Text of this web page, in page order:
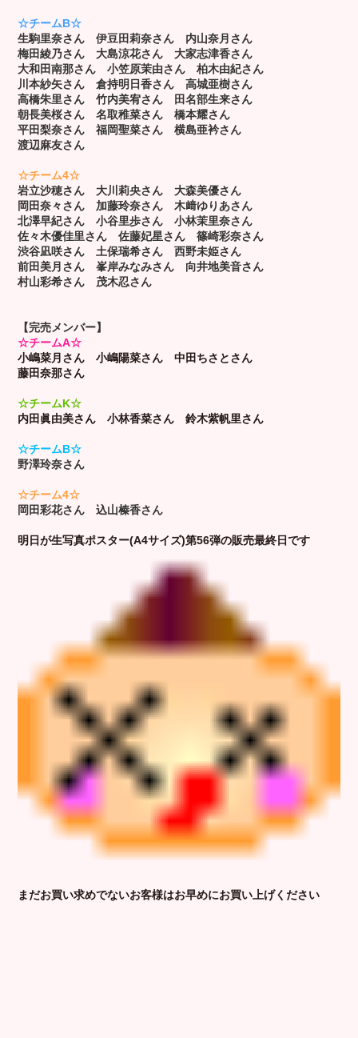
☆チームB☆
生駒里奈さん 伊豆田莉奈さん 内山奈月さん
梅田綾乃さん 大島涼花さん 大家志津香さん
大和田南那さん 小笠原茉由さん 柏木由紀さん
川本紗矢さん 倉持明日香さん 高城亜樹さん
高橋朱里さん 竹内美宥さん 田名部生来さん
朝長美桜さん 名取稚菜さん橋本耀さん
平田梨奈さん 福岡聖菜さん横島亜衿さん
渡辺麻友さん
☆チーム4☆
岩立沙穂さん 大川莉央さん 大森美優さん
岡田奈々さん 加藤玲奈さん木﨑ゆりあさん
北澤早紀さん 小谷里歩さん小林茉里奈さん
佐々木優佳里さん佐藤妃星さん 篠崎彩奈さん
渋谷凪咲さん 土保瑞希さん 西野未姫さん
前田美月さん峯岸みなみさん 向井地美音さん
村山彩希さん 茂木忍さん
【完売メンバー】
☆チームA☆
小嶋菜月さん小嶋陽菜さん中田ちさとさん
藤田奈那さん
☆チームK☆
内田眞由美さん 小林香菜さん鈴木紫帆里さん
☆チームB☆
野澤玲奈さん
☆チーム4☆
岡田彩花さん 込山榛香さん
明日が生写真ポスター(A4サイズ)第56弾の販売最終日です
まだお買い求めでないお客様はお早めにお買い上げください